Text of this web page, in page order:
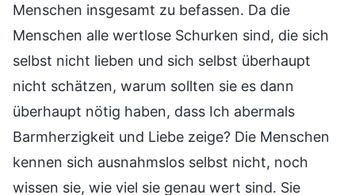
Menschen insgesamt zu befassen. Da die
Menschen alle wertlose Schurken sind, die sich
selbst nicht lieben und sich selbst überhaupt
nicht schätzen, warum sollten sie es dann
überhaupt nötig haben, dass Ich abermals
Barmherzigkeit und Liebe zeige? Die Menschen
kennen sich ausnahmslos selbst nicht, noch
wissen sie, wie viel sie genau wert sind. Sie